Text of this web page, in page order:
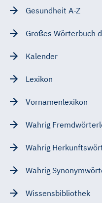
Gesundheit A-Z
Großes Wörterbuch
Kalender
Lexikon
Vornamenlexikon
Wahrig
Wahrig
Wahrig
Wissensbibliothek